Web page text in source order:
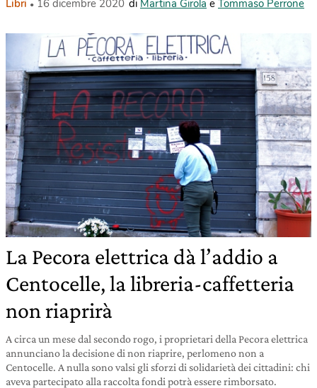
Libri 16 dicembre 2020 di Martina Girola e Tommaso Perrone
La Pecora elettrica dà l’addio a
Centocelle, la libreria-caffetteria
non riaprirà
A circa un mese dal secondo rogo, i proprietari della Pecora elettrica
annunciano la decisione di non riaprire, perlomeno non a
Centocelle. A nulla sono valsi gli sforzi di solidarietà dei cittadini: chi
aveva partecipato alla raccolta fondi potrà essere rimborsato.